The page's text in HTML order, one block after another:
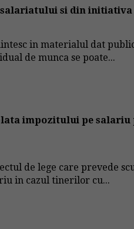
si din
in materialul dat
de munca se poate...
impozitului pe
de lege care prevede
in cazul tinerilor cu...